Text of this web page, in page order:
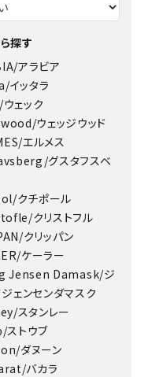
探す
アラビア
ッタラ
ェック
ウェッジウッド
エルメス
グスタフスベ
クチポール
クリストフル
クリッパン
ケーラー
Jensen Damask/ジ
ェンセンダマスク
スタンレー
トウブ
ダヌーン
バカラ